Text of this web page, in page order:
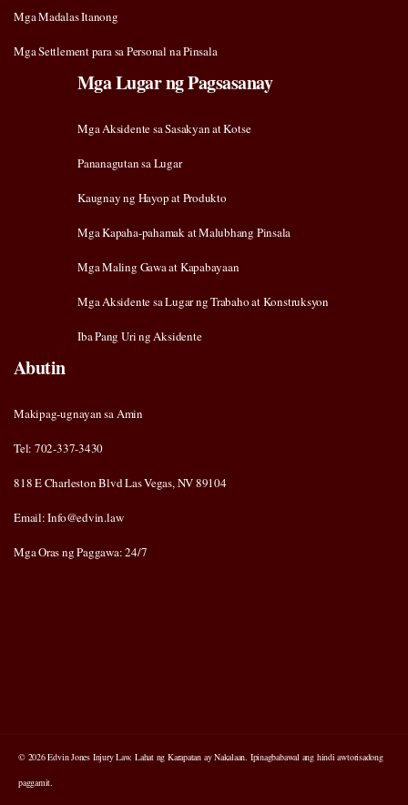
Mga Madalas Itanong
Mga Settlement para sa Personal na Pinsala
Mga Lugar ng Pagsasanay
Mga Aksidente sa Sasakyan at Kotse
Pananagutan sa Lugar
Kaugnay ng Hayop at Produkto
Mga Kapaha-pahamak at Malubhang Pinsala
Mga Maling Gawa at Kapabayaan
Mga Aksidente sa Lugar ng Trabaho at Konstruksyon
Iba Pang Uri ng Aksidente
Abutin
Makipag-ugnayan sa Amin
Tel: 702-337-3430
818 E Charleston Blvd Las Vegas, NV 89104
Email: Info@edvin.law
Mga Oras ng Paggawa: 24/7
© 2026 Edvin Jones Injury Law. Lahat ng Karapatan ay Nakalaan. Ipinagbabawal ang hindi awtorisadong
paggamit.